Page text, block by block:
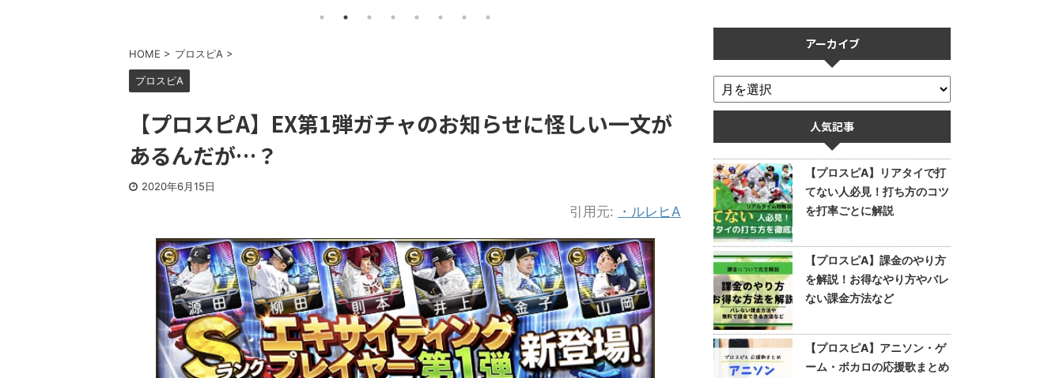
HOME > プロスピA >
プロスピA
【プロスピA】EX第1弾ガチャのお知らせに怪しい一文が
あるんだが…？
2020年6月15日
引用元: ・ルレヒA
アーカイブ
人気記事
【プロスピA】リアタイで打
てない人必見！打ち方のコツ
を打率ごとに解説
【プロスピA】課金のやり方
を解説！お得なやり方やバレ
ない課金方法など
【プロスピA】アニソン・ゲ
ーム・ボカロの応援歌まとめ